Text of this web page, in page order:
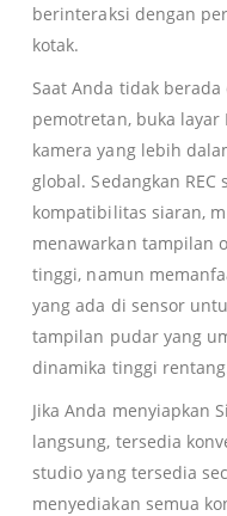
berinteraksi dengan
kotak.
Saat Anda tidak
pemotretan, buka layar
kamera yang lebih
global. Sedangkan
kompatibilitas siaran,
menawarkan tampilan
tinggi, namun
yang ada di sensor
tampilan pudar yang
dinamika tinggi
Jika Anda menyiapkan
langsung, tersedia
studio yang tersedia
menyediakan semua